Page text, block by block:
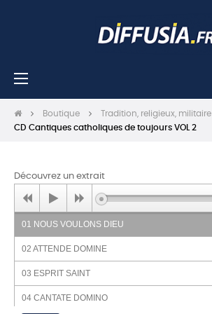
Basculer
☰
Boutique Tradition, religieux, militaire
CD Cantiques catholiques de toujours VOL 2
Découvrez un extrait
01 NOUS VOULONS DIEU
02 ATTENDE DOMINE
03 ESPRIT SAINT
04 CANTATE DOMINO